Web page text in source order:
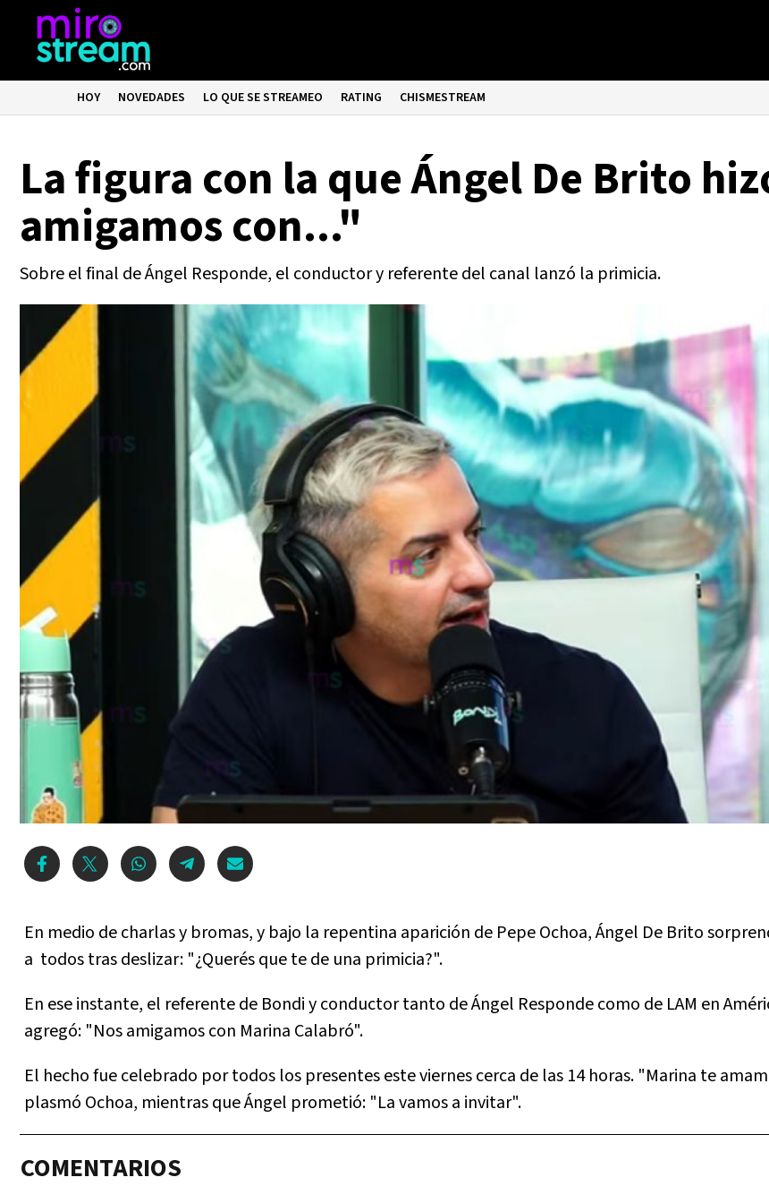
HOY NOVEDADES LO QUE SE STREAMEO RATING CHISMESTREAM
La figura con la que Ángel De Brito
amigamos con..."
Sobre el final de Ángel Responde, el conductor y referente del canal lanzó la primicia.
En medio de charlas y bromas, y bajo la repentina aparición de Pepe Ochoa, Ángel De Brito
a todos tras deslizar: "¿Querés que te de una primicia?".
En ese instante, el referente de Bondi y conductor tanto de Ángel Responde como de LAM en
agregó: "Nos amigamos con Marina Calabró".
El hecho fue celebrado por todos los presentes este viernes cerca de las 14 horas. "Marina te
plasmó Ochoa, mientras que Ángel prometió: "La vamos a invitar".
COMENTARIOS